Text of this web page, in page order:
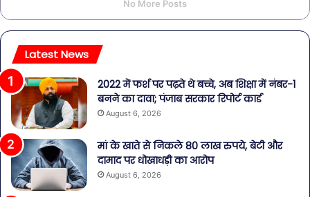
No More Posts
Latest News
2022 में फर्श पर पढ़ते थे बच्चे, अब शिक्षा में नंबर-1
बनने का दावा; पंजाब सरकार रिपोर्ट कार्ड
August 6, 2026
मां के खाते से निकले 80 लाख रुपये, बेटी और
दामाद पर धोखाधड़ी का आरोप
August 6, 2026